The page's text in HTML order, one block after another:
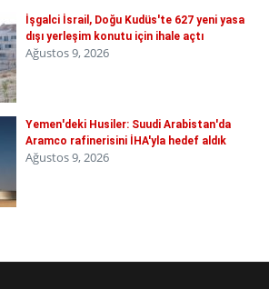
İşgalci İsrail, Doğu Kudüs'te 627 yeni yasa
dışı yerleşim konutu için ihale açtı
Ağustos 9, 2026
Yemen'deki Husiler: Suudi Arabistan'da
Aramco rafinerisini İHA'yla hedef aldık
Ağustos 9, 2026